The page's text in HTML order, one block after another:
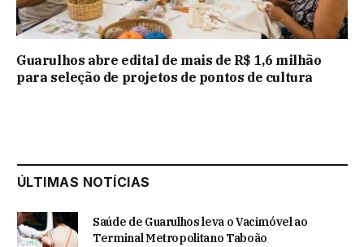
Guarulhos abre edital de mais de R$ 1,6 milhão
para seleção de projetos de pontos de cultura
ÚLTIMAS NOTÍCIAS
Saúde de Guarulhos leva o Vacimóvel ao
Terminal Metropolitano Taboão